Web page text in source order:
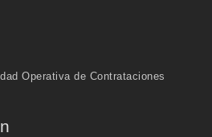
Operativa de Contrataciones